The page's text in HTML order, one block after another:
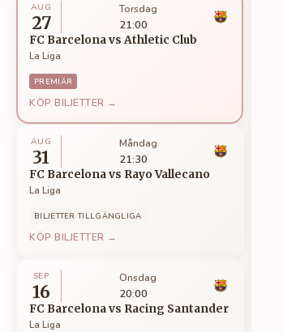
AUG
27
Torsdag
21:00
FC BarcelonavsAthletic Club
La Liga
PREMIÄR
KÖP BILJETTER →
AUG
31
Måndag
21:30
FC Barcelonavs Rayo Vallecano
La Liga
BILJETTER TILLGÄNGLIGA
KÖP BILJETTER →
SEP
16
Onsdag
20:00
FC Barcelonavs Racing Santander
La Liga